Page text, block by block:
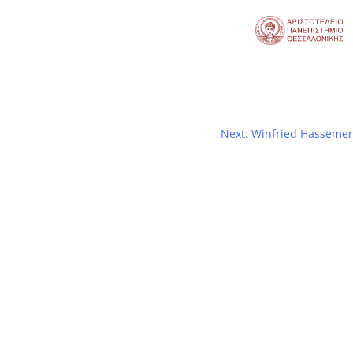
Next: Winfried Hassemer